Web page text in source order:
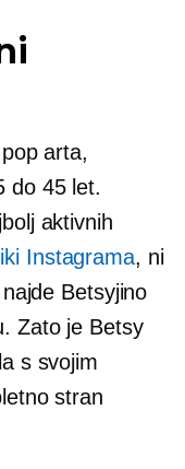
arta,
do 45 let.
aktivnih
Instagrama, ni
Betsyjino
Zato je Betsy
s svojim
stran